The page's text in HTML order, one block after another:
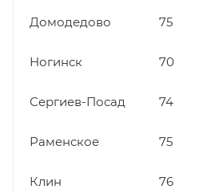
Домодедово 75
Ногинск 70
Сергиев-Посад 74
Раменское 75
Клин 76